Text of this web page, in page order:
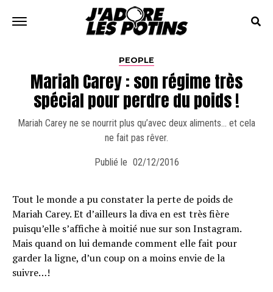
PEOPLE
Mariah Carey : son régime très
spécial pour perdre du poids !
Mariah Carey ne se nourrit plus qu’avec deux aliments… et cela
ne fait pas rêver.
Publié le 02/12/2016
Tout le monde a pu constater la perte de poids de
Mariah Carey. Et d’ailleurs la diva en est très fière
puisqu’elle s’affiche à moitié nue sur son Instagram.
Mais quand on lui demande comment elle fait pour
garder la ligne, d’un coup on a moins envie de la
suivre…!